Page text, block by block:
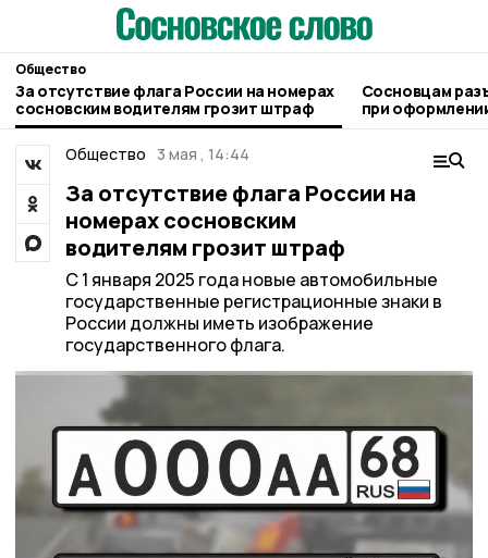
Общество
За отсутствие флага России на номерах
сосновским водителям грозит штраф
Сосновцам
при
людьми
Общество
3 мая , 14:44
За отсутствие флага России на
номерах сосновским
водителям грозит штраф
С 1 января 2025 года новые автомобильные
государственные регистрационные знаки в
России должны иметь изображение
государственного флага.